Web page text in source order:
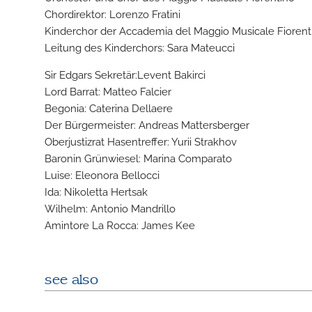
Chordirektor: Lorenzo Fratini
Kinderchor der Accademia del Maggio Musicale
Leitung des Kinderchors: Sara Mateucci
Sir Edgars Sekretär:Levent Bakirci
Lord Barrat: Matteo Falcier
Begonia: Caterina Dellaere
Der Bürgermeister: Andreas Mattersberger
Oberjustizrat Hasentreffer: Yurii Strakhov
Baronin Grünwiesel: Marina Comparato
Luise: Eleonora Bellocci
Ida: Nikoletta Hertsak
Wilhelm: Antonio Mandrillo
Amintore La Rocca: James Kee
see also